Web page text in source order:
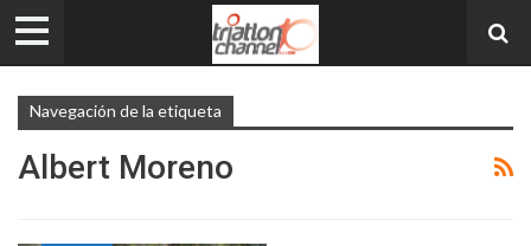
Navegación de la etiqueta
Albert Moreno